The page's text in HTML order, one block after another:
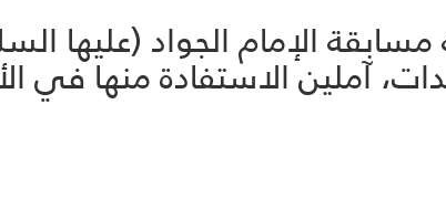
الإمام الجواد (عليها
آملين الاستفادة منها في